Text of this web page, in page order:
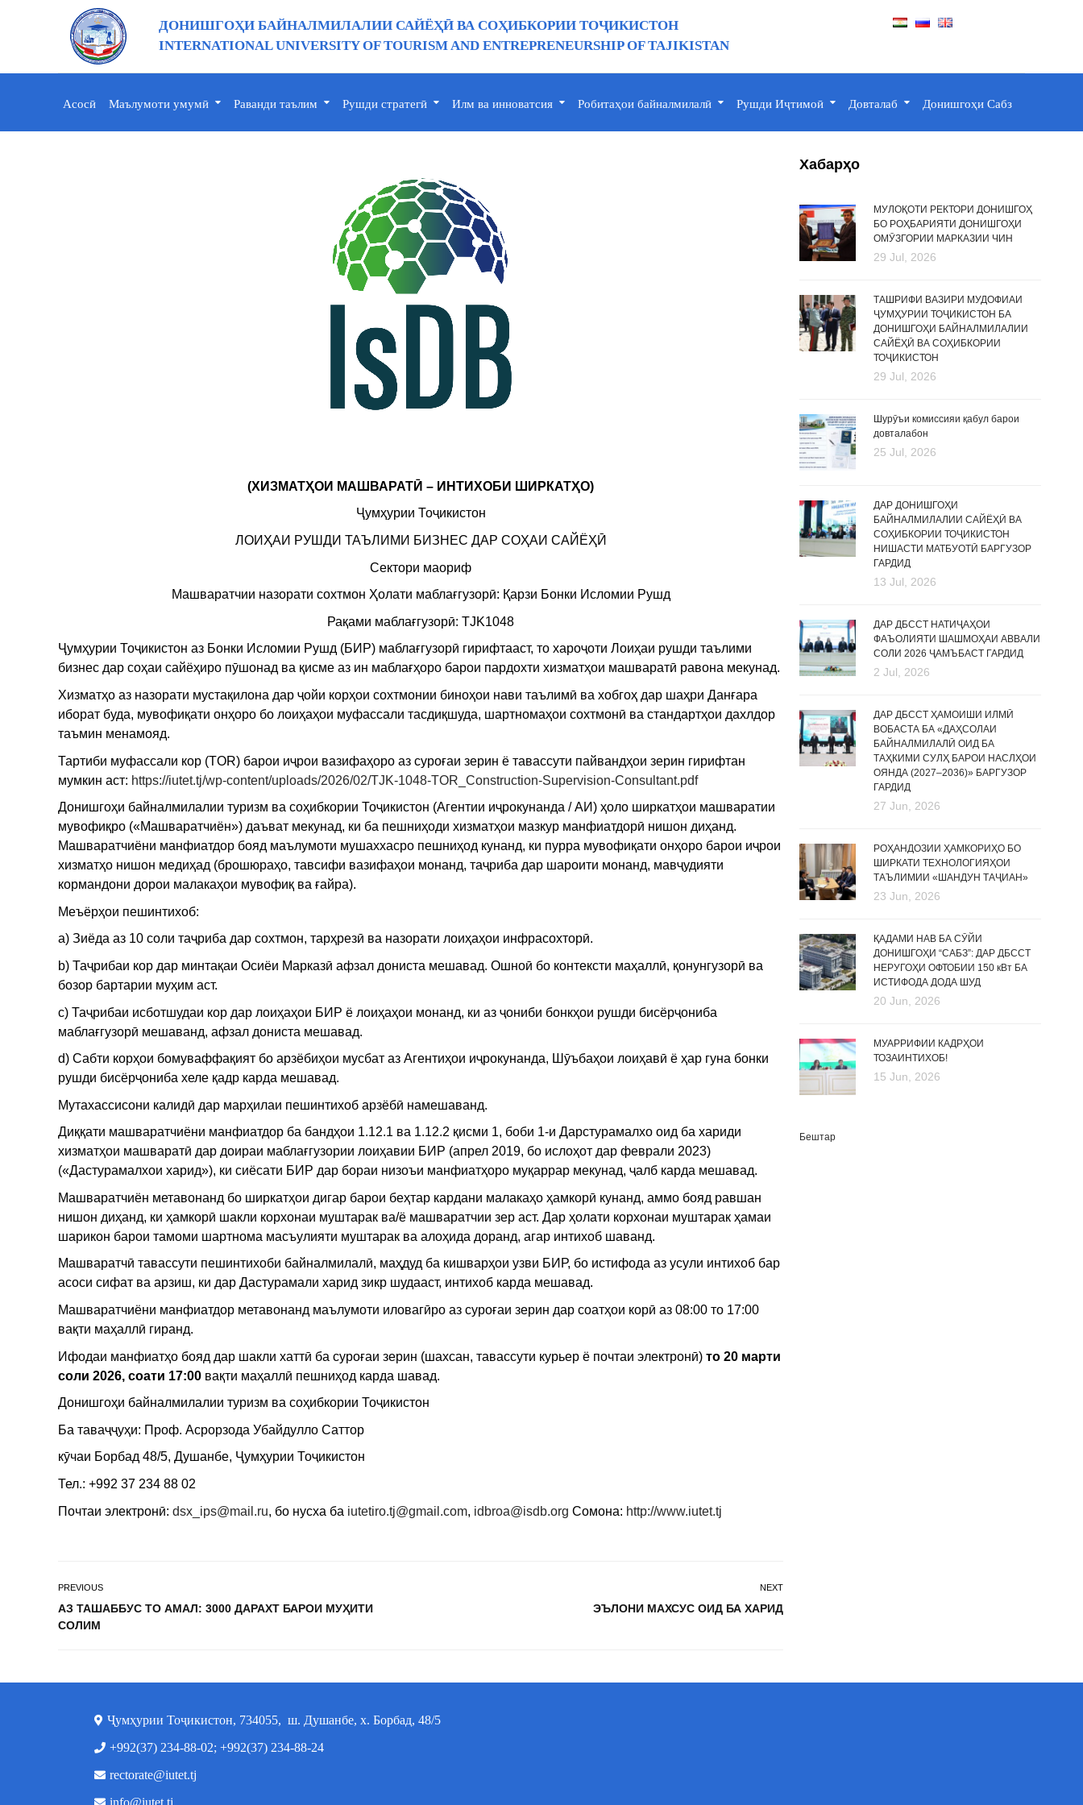
ДОНИШГОҲИ БАЙНАЛМИЛАЛИИ САЙЁҲӢ ВА СОҲИБКОРИИ ТОҶИКИСТОН
INTERNATIONAL UNIVERSITY OF TOURISM AND ENTREPRENEURSHIP OF TAJIKISTAN
Асосӣ Маълумоти умумӣ Раванди таълим Рушди стратегӣ Илм ва инноватсия Робитаҳои байналмилалӣ Рушди Иҷтимоӣ Довталаб Донишгоҳи Сабз
(ХИЗМАТҲОИ МАШВАРАТӢ – ИНТИХОБИ ШИРКАТҲО)
Ҷумҳурии Тоҷикистон
ЛОИҲАИ РУШДИ ТАЪЛИМИ БИЗНЕС ДАР СОҲАИ САЙЁҲӢ
Сектори маориф
Машваратчии назорати сохтмон Ҳолати маблағгузорӣ: Қарзи Бонки Исломии Рушд
Рақами маблағгузорӣ: TJK1048
Ҷумҳурии Тоҷикистон аз Бонки Исломии Рушд (БИР) маблағгузорӣ гирифтааст, то хароҷоти Лоиҳаи рушди таълими
бизнес дар соҳаи сайёҳиро пӯшонад ва қисме аз ин маблағҳоро барои пардохти хизматҳои машваратӣ равона мекунад.
Хизматҳо аз назорати мустақилона дар ҷойи корҳои сохтмонии биноҳои нави таълимӣ ва хобгоҳ дар шаҳри Данғара
иборат буда, мувофиқати онҳоро бо лоиҳаҳои муфассали тасдиқшуда, шартномаҳои сохтмонӣ ва стандартҳои дахлдор
таъмин менамояд.
Тартиби муфассали кор (TOR) барои иҷрои вазифаҳоро аз суроғаи зерин ё тавассути пайвандҳои зерин гирифтан
мумкин аст: https://iutet.tj/wp-content/uploads/2026/02/TJK-1048-TOR_Construction-Supervision-Consultant.pdf
Донишгоҳи байналмилалии туризм ва соҳибкории Тоҷикистон (Агентии иҷрокунанда / АИ) ҳоло ширкатҳои машваратии
мувофиқро («Машваратчиён») даъват мекунад, ки ба пешниҳоди хизматҳои мазкур манфиатдорӣ нишон диҳанд.
Машваратчиёни манфиатдор бояд маълумоти мушаххасро пешниҳод кунанд, ки пурра мувофиқати онҳоро барои иҷрои
хизматҳо нишон медиҳад (брошюраҳо, тавсифи вазифаҳои монанд, таҷриба дар шароити монанд, мавҷудияти
кормандони дорои малакаҳои мувофиқ ва ғайра).
Меъёрҳои пешинтихоб:
a) Зиёда аз 10 соли таҷриба дар сохтмон, тарҳрезӣ ва назорати лоиҳаҳои инфрасохторӣ.
b) Таҷрибаи кор дар минтақаи Осиёи Марказӣ афзал дониста мешавад. Ошноӣ бо контексти маҳаллӣ, қонунгузорӣ ва
бозор бартарии муҳим аст.
c) Таҷрибаи исботшудаи кор дар лоиҳаҳои БИР ё лоиҳаҳои монанд, ки аз ҷониби бонкҳои рушди бисёрҷониба
маблағгузорӣ мешаванд, афзал дониста мешавад.
d) Сабти корҳои бомуваффақият бо арзёбиҳои мусбат аз Агентиҳои иҷрокунанда, Шӯъбаҳои лоиҳавӣ ё ҳар гуна бонки
рушди бисёрҷониба хеле қадр карда мешавад.
Мутахассисони калидӣ дар марҳилаи пешинтихоб арзёбӣ намешаванд.
Диққати машваратчиёни манфиатдор ба бандҳои 1.12.1 ва 1.12.2 қисми 1, боби 1-и Дарстурамалхо оид ба хариди
хизматҳои машваратӣ дар доираи маблағгузории лоиҳавии БИР (апрел 2019, бо ислоҳот дар феврали 2023)
(«Дастурамалхои харид»), ки сиёсати БИР дар бораи низоъи манфиатҳоро муқаррар мекунад, ҷалб карда мешавад.
Машваратчиён метавонанд бо ширкатҳои дигар барои беҳтар кардани малакаҳо ҳамкорӣ кунанд, аммо бояд равшан
нишон диҳанд, ки ҳамкорӣ шакли корхонаи муштарак ва/ё машваратчии зер аст. Дар ҳолати корхонаи муштарак ҳамаи
шарикон барои тамоми шартнома масъулияти муштарак ва алоҳида доранд, агар интихоб шаванд.
Машваратчӣ тавассути пешинтихоби байналмилалӣ, маҳдуд ба кишварҳои узви БИР, бо истифода аз усули интихоб бар
асоси сифат ва арзиш, ки дар Дастурамали харид зикр шудааст, интихоб карда мешавад.
Машваратчиёни манфиатдор метавонанд маълумоти иловагӣро аз суроғаи зерин дар соатҳои корӣ аз 08:00 то 17:00
вақти маҳаллӣ гиранд.
Ифодаи манфиатҳо бояд дар шакли хаттӣ ба суроғаи зерин (шахсан, тавассути курьер ё почтаи электронӣ) то 20 марти
соли 2026, соати 17:00 вақти маҳаллӣ пешниҳод карда шавад.
Донишгоҳи байналмилалии туризм ва соҳибкории Тоҷикистон
Ба таваҷҷуҳи: Проф. Асрорзода Убайдулло Саттор
кӯчаи Борбад 48/5, Душанбе, Ҷумҳурии Тоҷикистон
Тел.: +992 37 234 88 02
Почтаи электронӣ: dsx_ips@mail.ru, бо нусха ба iutetiro.tj@gmail.com, idbroa@isdb.org Сомона: http://www.iutet.tj
PREVIOUS
АЗ ТАШАББУС ТО АМАЛ: 3000 ДАРАХТ БАРОИ МУҲИТИ
СОЛИМ
NEXT
ЭЪЛОНИ МАХСУС ОИД БА ХАРИД
Хабарҳо
МУЛОҚОТИ РЕКТОРИ ДОНИШГОҲ
БО РОҲБАРИЯТИ ДОНИШГОҲИ
ОМӮЗГОРИИ МАРКАЗИИ ЧИН
29 Jul, 2026
ТАШРИФИ ВАЗИРИ МУДОФИАИ
ҶУМҲУРИИ ТОҶИКИСТОН БА
ДОНИШГОҲИ БАЙНАЛМИЛАЛИИ
САЙЁҲӢ ВА СОҲИБКОРИИ
ТОҶИКИСТОН
29 Jul, 2026
Шурӯъи комиссияи қабул барои
довталабон
25 Jul, 2026
ДАР ДОНИШГОҲИ
БАЙНАЛМИЛАЛИИ САЙЁҲӢ ВА
СОҲИБКОРИИ ТОҶИКИСТОН
НИШАСТИ МАТБУОТӢ БАРГУЗОР
ГАРДИД
13 Jul, 2026
ДАР ДБССТ НАТИҶАҲОИ
ФАЪОЛИЯТИ ШАШМОҲАИ АВВАЛИ
СОЛИ 2026 ҶАМЪБАСТ ГАРДИД
2 Jul, 2026
ДАР ДБССТ ҲАМОИШИ ИЛМӢ
ВОБАСТА БА «ДАҲСОЛАИ
БАЙНАЛМИЛАЛӢ ОИД БА
ТАҲКИМИ СУЛҲ БАРОИ НАСЛҲОИ
ОЯНДА (2027–2036)» БАРГУЗОР
ГАРДИД
27 Jun, 2026
РОҲАНДОЗИИ ҲАМКОРИҲО БО
ШИРКАТИ ТЕХНОЛОГИЯҲОИ
ТАЪЛИМИИ «ШАНДУН ТАҶИАН»
23 Jun, 2026
ҚАДАМИ НАВ БА СӮЙИ
ДОНИШГОҲИ “САБЗ”: ДАР ДБССТ
НЕРУГОҲИ ОФТОБИИ 150 кВт БА
ИСТИФОДА ДОДА ШУД
20 Jun, 2026
МУАРРИФИИ КАДРҲОИ
ТОЗАИНТИХОБ!
15 Jun, 2026
Бештар
Ҷумҳурии Тоҷикистон, 734055, ш. Душанбе, х. Борбад, 48/5
+992(37) 234-88-02; +992(37) 234-88-24
rectorate@iutet.tj
info@iutet.tj